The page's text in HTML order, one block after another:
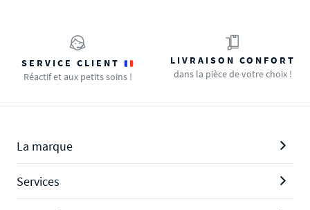
SERVICE CLIENT
Réactif et aux petits soins !
LIVRAISON CONFORT
dans la pièce de votre choix !
La marque
Services